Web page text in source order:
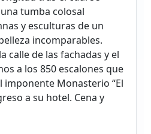
tumba colosal
y esculturas de un
incomparables.
calle de las fachadas y el
a los 850 escalones que
imponente Monasterio “El
a su hotel. Cena y